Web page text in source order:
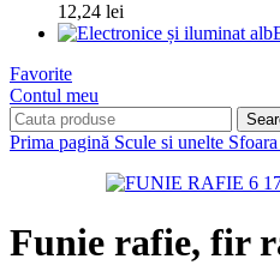
12,24 lei
Favorite
Contul meu
Prima pagină Scule si unelte Sfoara
Funie rafie, fir